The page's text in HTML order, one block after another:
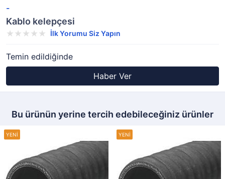
-
Kablo kelepçesi
İlk Yorumu Siz Yapın
Temin edildiğinde
Haber Ver
Bu ürünün yerine tercih edebileceğiniz ürünler